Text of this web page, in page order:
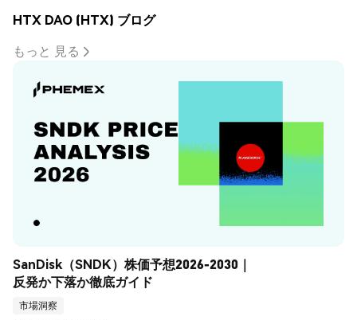
HTX DAO (HTX) ブログ
もっと 見る
SanDisk（SNDK）株価予想2026-2030｜
反発か下落か徹底ガイド
市場洞察